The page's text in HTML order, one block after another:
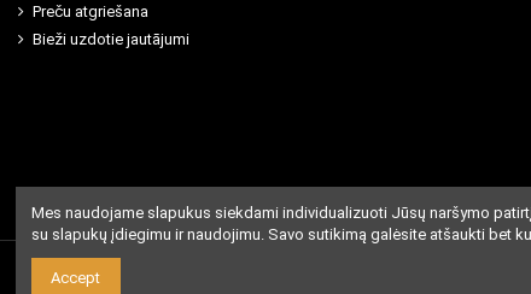
Preču atgriešana
Bieži uzdotie jautājumi
Mes naudojame slapukus siekdami individualizuoti Jūsų naršymo
su slapukų įdiegimu ir naudojimu. Savo sutikimą galėsite atšaukti bet
Accept